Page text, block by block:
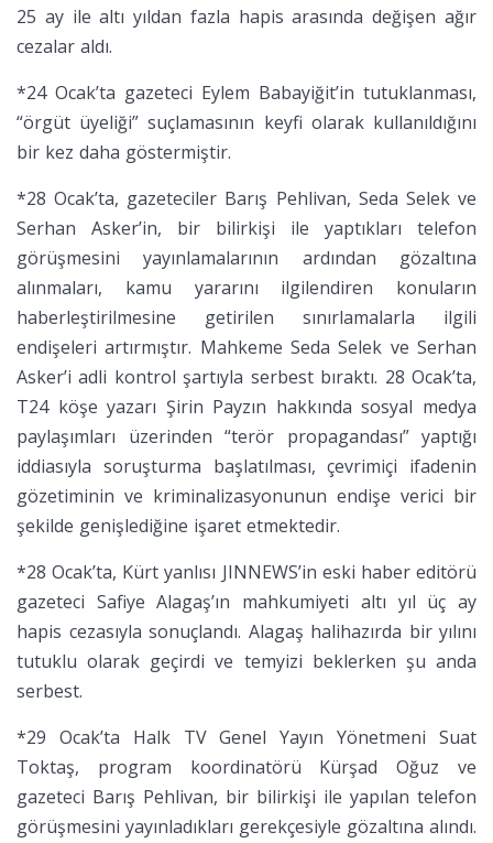
25 ay ile altı yıldan fazla hapis arasında değişen ağır
cezalar aldı.
*24 Ocak’ta gazeteci Eylem Babayiğit’in tutuklanması,
“örgüt üyeliği” suçlamasının keyfi olarak kullanıldığını
bir kez daha göstermiştir.
*28 Ocak’ta, gazeteciler Barış Pehlivan, Seda Selek ve
Serhan Asker’in, bir bilirkişi ile yaptıkları telefon
görüşmesini yayınlamalarının ardından gözaltına
alınmaları, kamu yararını ilgilendiren konuların
haberleştirilmesine getirilen sınırlamalarla ilgili
endişeleri artırmıştır. Mahkeme Seda Selek ve Serhan
Asker’i adli kontrol şartıyla serbest bıraktı. 28 Ocak’ta,
T24 köşe yazarı Şirin Payzın hakkında sosyal medya
paylaşımları üzerinden “terör propagandası” yaptığı
iddiasıyla soruşturma başlatılması, çevrimiçi ifadenin
gözetiminin ve kriminalizasyonunun endişe verici bir
şekilde genişlediğine işaret etmektedir.
*28 Ocak’ta, Kürt yanlısı JINNEWS’in eski haber editörü
gazeteci Safiye Alagaş’ın mahkumiyeti altı yıl üç ay
hapis cezasıyla sonuçlandı. Alagaş halihazırda bir yılını
tutuklu olarak geçirdi ve temyizi beklerken şu anda
serbest.
*29 Ocak’ta Halk TV Genel Yayın Yönetmeni Suat
Toktaş, program koordinatörü Kürşad Oğuz ve
gazeteci Barış Pehlivan, bir bilirkişi ile yapılan telefon
görüşmesini yayınladıkları gerekçesiyle gözaltına alındı.